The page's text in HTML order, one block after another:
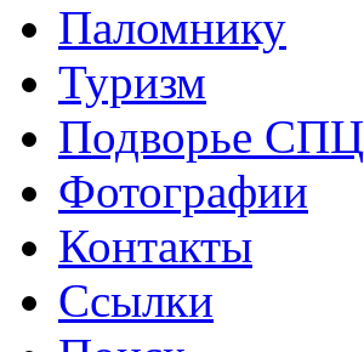
Паломнику
Туризм
Подворье СПЦ
Фотографии
Контакты
Ссылки